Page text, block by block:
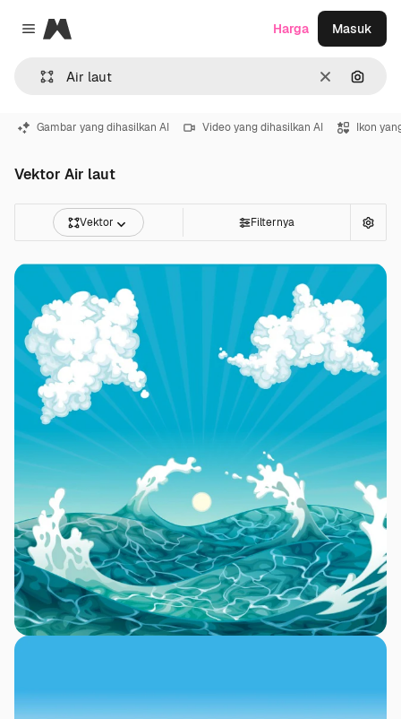
Close menu
Magnific
Jernih
Harga Masuk
Gambar yang dihasilkan AI Video yang dihasilkan AI Ikon
Vektor Air laut
Vektor Filternya